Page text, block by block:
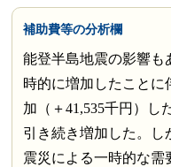
補助費等の分析欄
能登半島地震の影響も
時的に増加したことに
加（＋41,535千円）し
引き続き増加した。し
震災による一時的な需